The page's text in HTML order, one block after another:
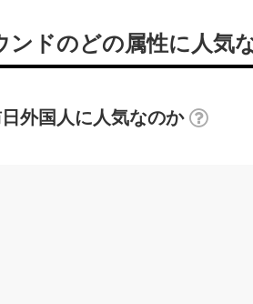
ンドのどの属性に人気
外国人に人気なのか